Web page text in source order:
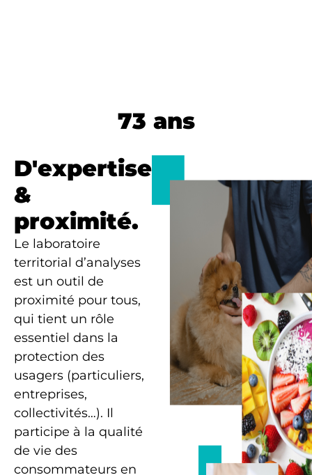
73 ans
D'expertise
&
proximité.
Le laboratoire
territorial d’analyses
est un outil de
proximité pour tous,
qui tient un rôle
essentiel dans la
protection des
usagers (particuliers,
entreprises,
collectivités…). Il
participe à la qualité
de vie des
consommateurs en